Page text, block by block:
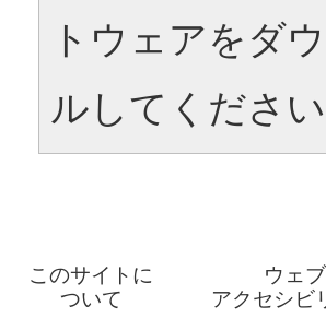
トウェアをダ
ルしてください
このサイトに
ついて
ウェブ
アクセシビ